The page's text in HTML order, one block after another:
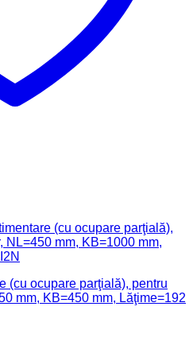
(cu ocupare parţială),
NL=450 mm, KB=1000 mm,